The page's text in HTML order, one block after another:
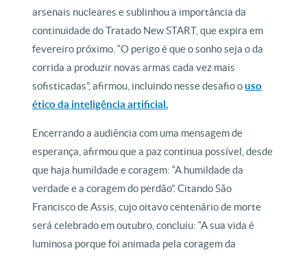
arsenais nucleares e sublinhou a importância da
continuidade do Tratado New START, que expira em
fevereiro próximo. “O perigo é que o sonho seja o da
corrida a produzir novas armas cada vez mais
sofisticadas”, afirmou, incluindo nesse desafio ouso
ético da inteligência artificial.
Encerrando a audiência com uma mensagem de
esperança, afirmou que a paz continua possível, desde
que haja humildade e coragem: “A humildade da
verdade e a coragem do perdão”. Citando São
Francisco de Assis, cujo oitavo centenário de morte
será celebrado em outubro, concluiu: “A sua vida é
luminosa porque foi animada pela coragem da